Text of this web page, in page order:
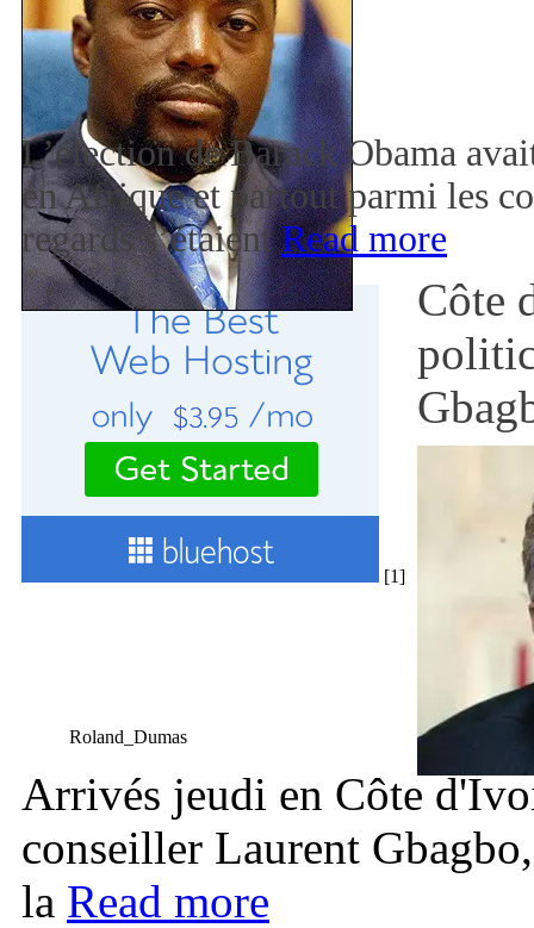
L’élection de Barack Obama
en Afrique et partout parmi les
regards s’étaientRead more
[1]
Côte
Roland_Dumas
Arrivés jeudi en Côte
conseiller Laurent
la Read more